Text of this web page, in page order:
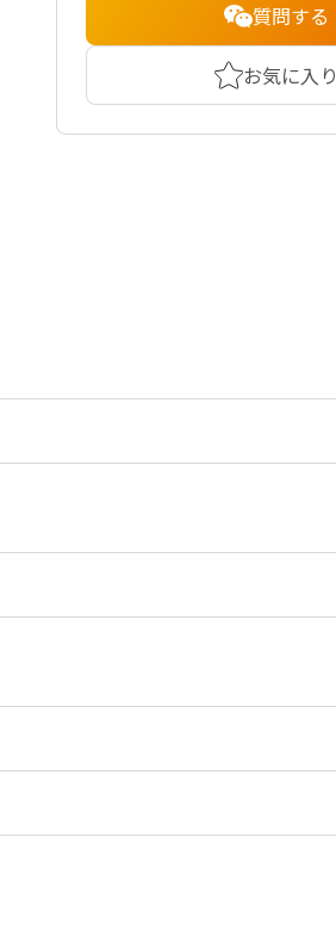
質問する
お気に入り